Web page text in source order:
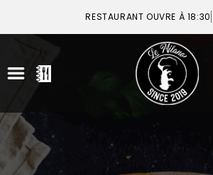
RESTAURANT OUVRE À 18:30
ACCUEIL